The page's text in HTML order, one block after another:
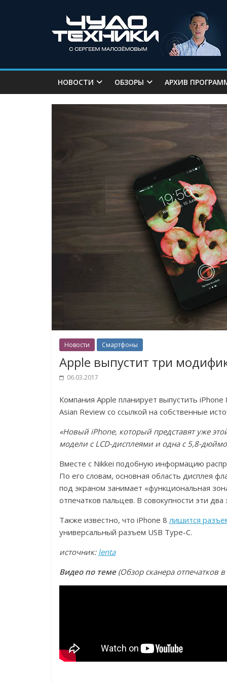
НОВОСТИ ОБЗОРЫ АРХИВ
Новости Смартфоны
Apple выпустит три
06.03.2017
Компания Apple планирует выпустить
Asian Review со ссылкой на собственные
«Новый iPhone, который представят уже
модели с LCD-дисплеями и одна с 5,8-
Вместе с Nikkei подобную информацию
По его словам, основная область дисплея
под экраном занимает «функциональная
отпечатков пальцев. В совокупности эти
Также известно, что iPhone 8лишится
универсальный разъем USB Type-C.
источник: lenta
Видео по теме(Обзор сканера отпечатков в